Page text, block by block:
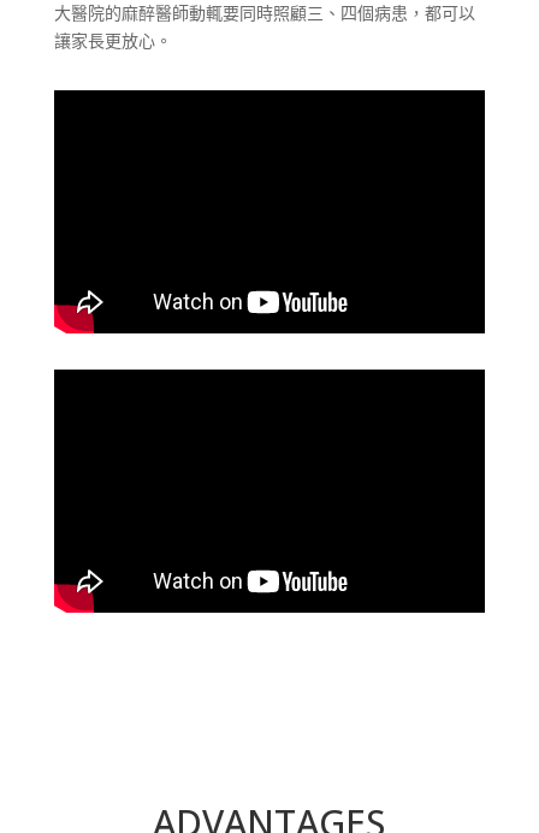
大醫院的麻醉醫師動輒要同時照顧三、四個病患，都可以
讓家長更放心。
ADVANTAGES